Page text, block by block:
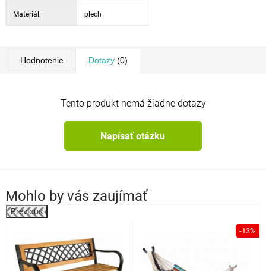
Materiál: plech
Hodnotenie Dotazy(0)
Tento produkt nemá žiadne dotazy
Napísať otázku
Mohlo by vás zaujímať
Previous
-13%